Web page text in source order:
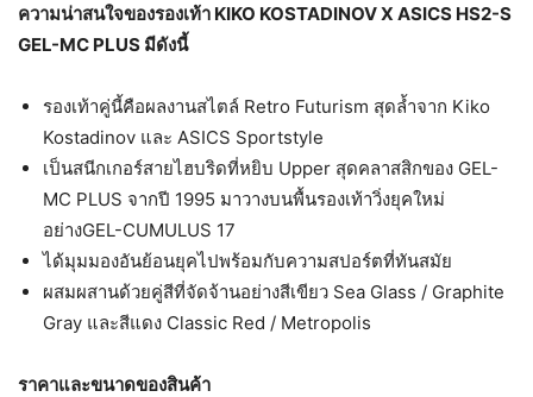
ความน่าสนใจของรองเท้า KIKO KOSTADINOV X ASICS HS2-S
GEL-MC PLUS มีดังนี้
รองเท้าคู่นี้คือผลงานสไตล์ Retro Futurism สุดล้ำจาก Kiko
Kostadinov และ ASICS Sportstyle
เป็นสนีกเกอร์สายไฮบริดที่หยิบ Upper สุดคลาสสิกของ GEL-
MC PLUS จากปี 1995 มาวางบนพื้นรองเท้าวิ่งยุคใหม่
อย่างGEL-CUMULUS 17
ได้มุมมองอันย้อนยุคไปพร้อมกับความสปอร์ตที่ทันสมัย
ผสมผสานด้วยคู่สีที่จัดจ้านอย่างสีเขียว Sea Glass / Graphite
Gray และสีแดง Classic Red / Metropolis
ราคาและขนาดของสินค้า